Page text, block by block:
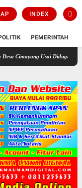
INDEX
PEMERINTAH
Usai Diduga Abaikan